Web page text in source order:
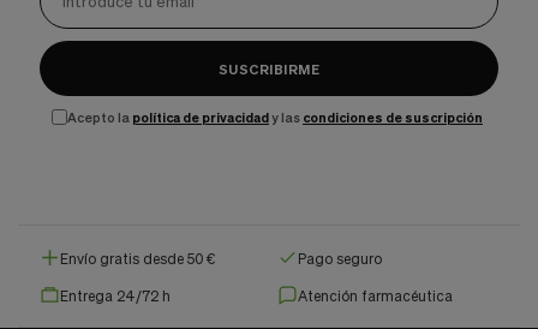
SUSCRIBIRME
Acepto la política de privacidady las condiciones de suscripción
Envío gratis desde 50 € Pago seguro
Entrega 24/72 h Atención farmacéutica